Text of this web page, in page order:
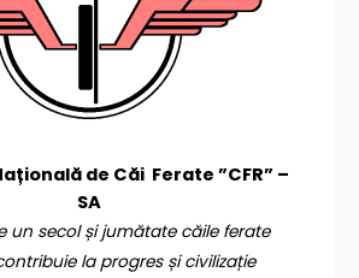
de Căi Ferate ”CFR” –
SA
un secol și jumătate căile ferate
la progres și civilizație